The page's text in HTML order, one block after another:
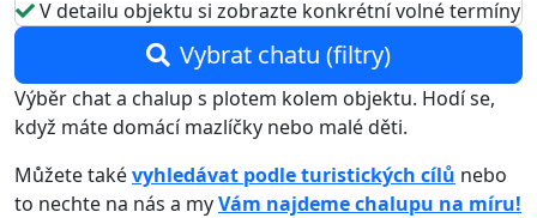
V detailu objektu si zobrazte konkrétní volné termíny
Vybrat chatu (filtry)
Výběr chat a chalup s plotem kolem objektu. Hodí se,
když máte domácí mazlíčky nebo malé děti.
Můžete takévyhledávat podle turistických cílů nebo
to nechte na nás a myVám najdeme chalupu na míru!